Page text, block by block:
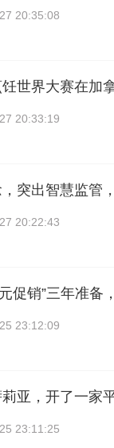
20:35:08
世界大赛在加
20:33:19
突出智慧监管
20:22:43
促销”三年准备
23:12:09
亚，开了一家
23:11:25